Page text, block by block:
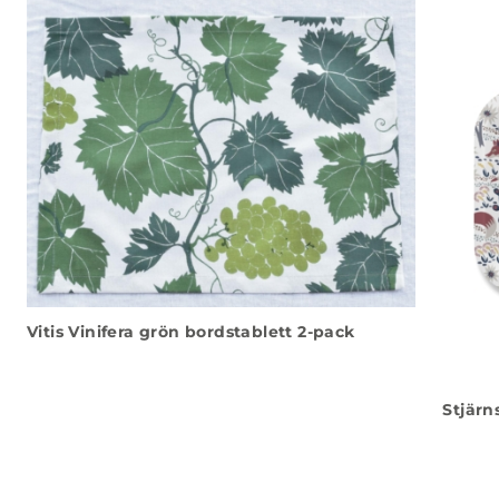
Vitis Vinifera grön bordstablett 2-pack